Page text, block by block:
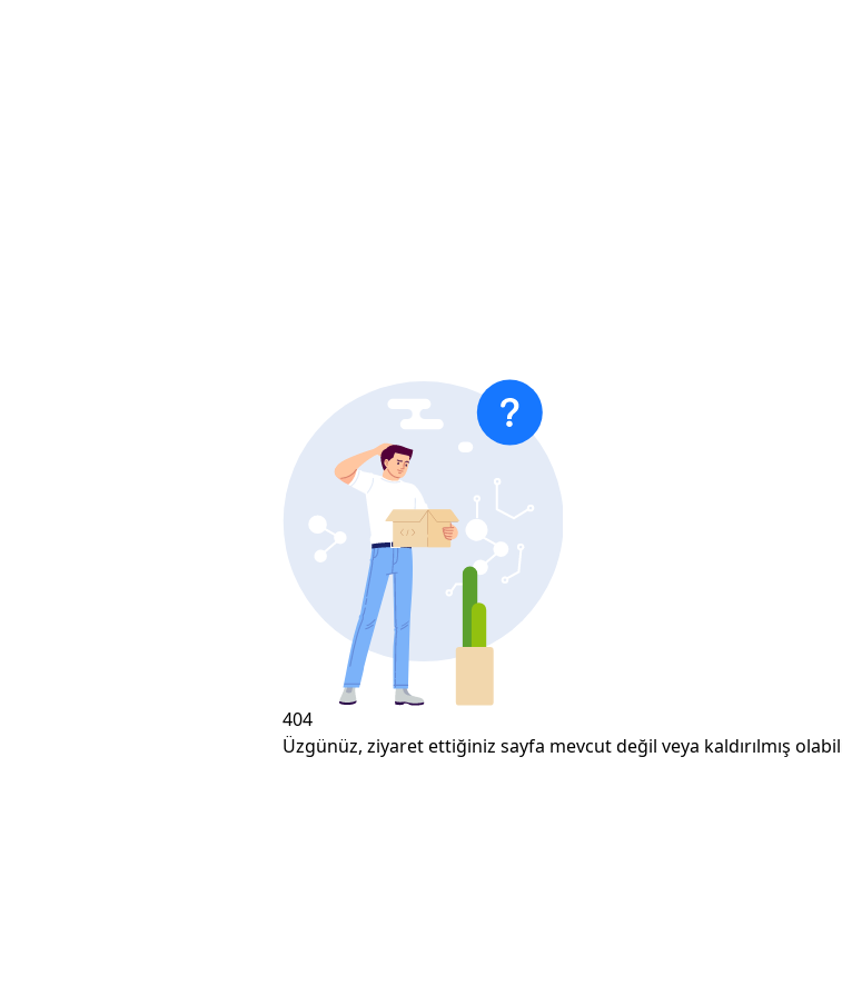
404
Üzgünüz, ziyaret ettiğiniz sayfa mevcut değil veya kaldırılmış